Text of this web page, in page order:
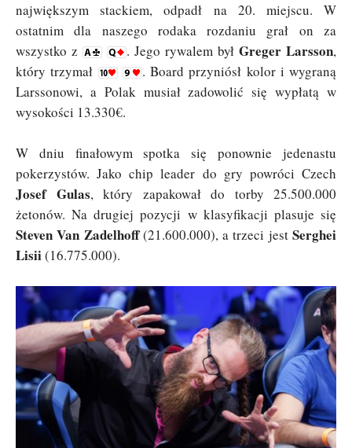
największym stackiem, odpadł na 20. miejscu. W
ostatnim dla naszego rodaka rozdaniu grał on za
wszystko z
. Jego rywalem był Greger Larsson,
który trzymał
. Board przyniósł kolor i wygraną
Larssonowi, a Polak musiał zadowolić się wypłatą w
wysokości 13.330€.
W dniu finałowym spotka się ponownie jedenastu
pokerzystów. Jako chip leader do gry powróci Czech
Josef Gulas, który zapakował do torby 25.500.000
żetonów. Na drugiej pozycji w klasyfikacji plasuje się
Steven Van Zadelhoff(21.600.000), a trzeci jestSerghei
Lisii(16.775.000).